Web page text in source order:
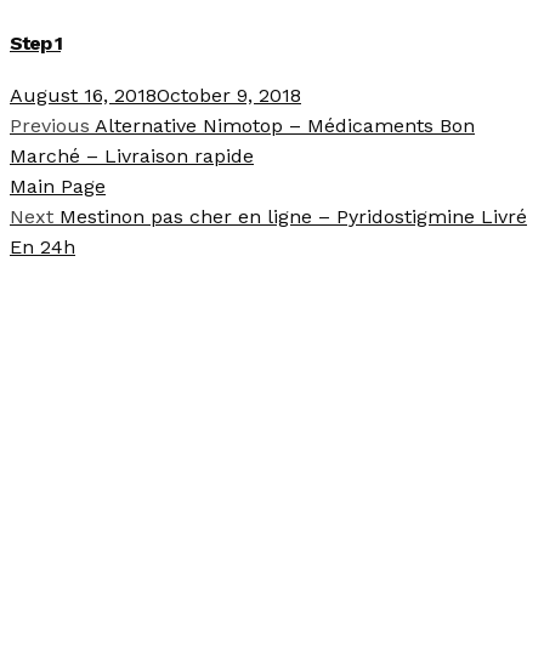
Step 1
August 16, 2018October 9, 2018
Previous Alternative Nimotop – Médicaments Bon
Marché – Livraison rapide
Main Page
Next Mestinon pas cher en ligne – Pyridostigmine Livré
En 24h